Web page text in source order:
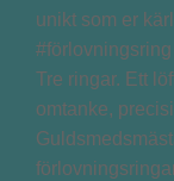
Tre ringar. Ett
omtanke,